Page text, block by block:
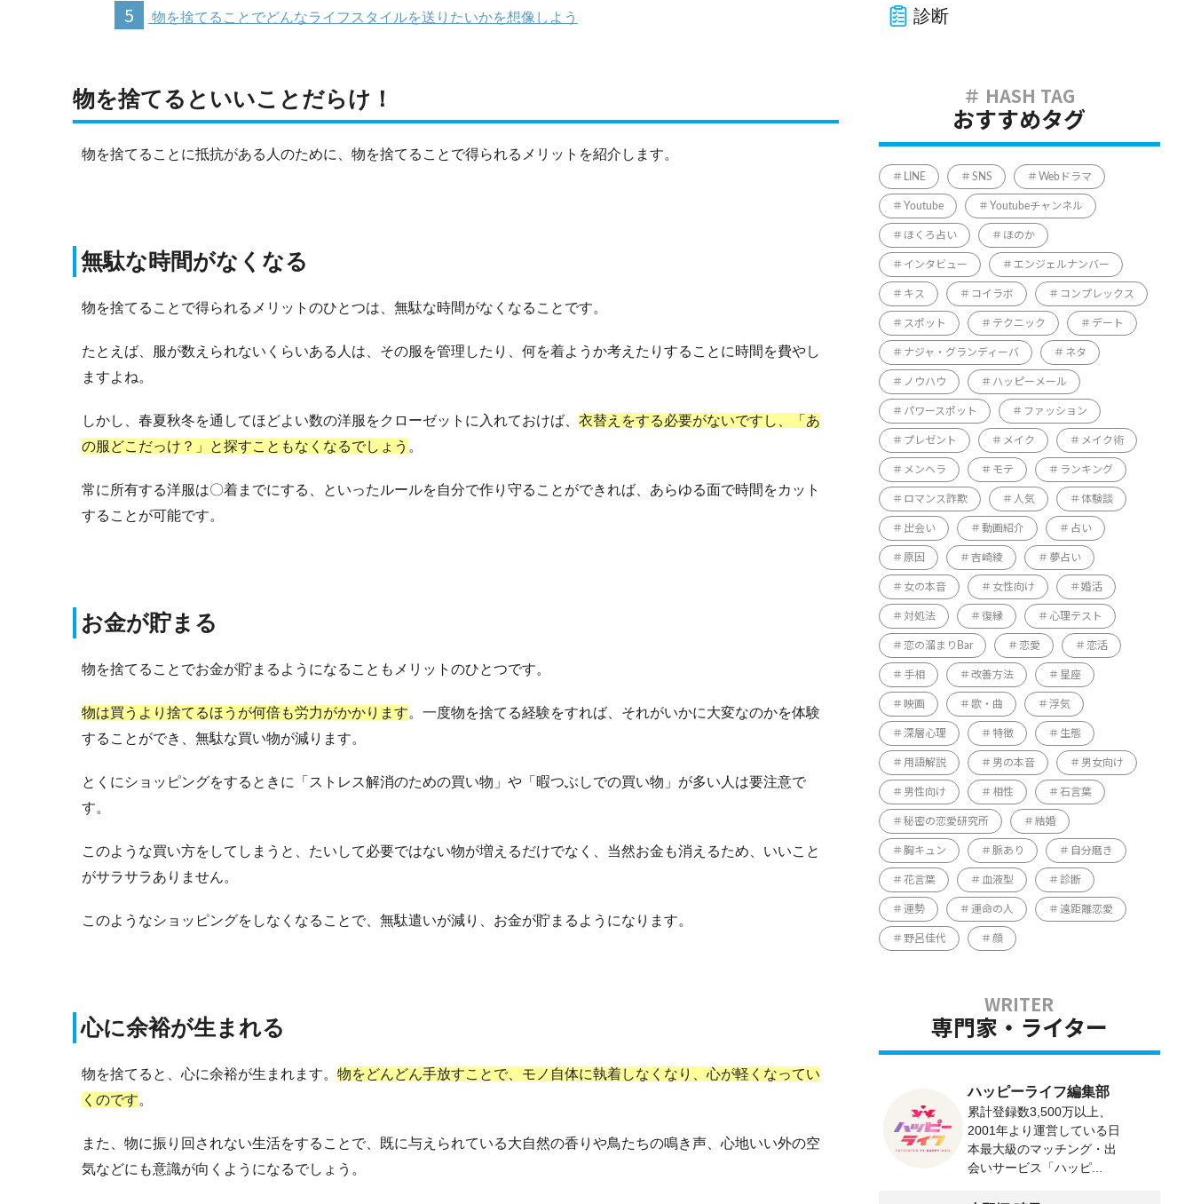
5 物を捨てることでどんなライフスタイルを送りたいかを想像しよう
物を捨てるといいことだらけ！
物を捨てることに抵抗がある人のために、物を捨てることで得られるメリットを紹介します。
無駄な時間がなくなる
物を捨てることで得られるメリットのひとつは、無駄な時間がなくなることです。
たとえば、服が数えられないくらいある人は、その服を管理したり、何を着ようか考えたりすることに時間を費やし
ますよね。
しかし、春夏秋冬を通してほどよい数の洋服をクローゼットに入れておけば、 衣替えをする必要がないですし、「あ
の服どこだっけ？」と探すこともなくなるでしょう 。
常に所有する洋服は〇着までにする、といったルールを自分で作り守ることができれば、あらゆる面で時間をカット
することが可能です。
お金が貯まる
物を捨てることでお金が貯まるようになることもメリットのひとつです。
物は買うより捨てるほうが何倍も労力がかかります。 一度物を捨てる経験をすれば、それがいかに大変なのかを体験
することができ、無駄な買い物が減ります。
とくにショッピングをするときに「ストレス解消のための買い物」や「暇つぶしでの買い物」が多い人は要注意で
す。
このような買い方をしてしまうと、たいして必要ではない物が増えるだけでなく、当然お金も消えるため、いいこと
がサラサラありません。
このようなショッピングをしなくなることで、無駄遣いが減り、お金が貯まるようになります。
心に余裕が生まれる
物を捨てると、心に余裕が生まれます。 物をどんどん手放すことで、モノ自体に執着しなくなり、心が軽くなってい
くのです。
また、物に振り回されない生活をすることで、既に与えられている大自然の香りや鳥たちの鳴き声、心地いい外の空
気などにも意識が向くようになるでしょう。
診断
おすすめタグ
LINE SNS Webドラマ
Youtube Youtubeチャンネル
ほくろ占い ほのか
インタビュー エンジェルナンバー
キス コイラボ コンプレックス
スポット テクニック デート
ナジャ・グランディーバ ネタ
ノウハウ ハッピーメール
パワースポット ファッション
プレゼント メイク メイク術
メンヘラ モテ ランキング
ロマンス詐欺 人気 体験談
出会い 動画紹介 占い
原因 吉崎綾 夢占い
女の本音 女性向け 婚活
対処法 復縁 心理テスト
恋の溜まりBar 恋愛 恋活
手相 改善方法 星座
映画 歌・曲 浮気
深層心理 特徴 生態
用語解説 男の本音 男女向け
男性向け 相性 石言葉
秘密の恋愛研究所 結婚
胸キュン 脈あり 自分磨き
花言葉 血液型 診断
運勢 運命の人 遠距離恋愛
野呂佳代 顔
専門家・ライター
ハッピーライフ編集部
累計登録数3,500万以上、
2001年より運営している日
本最大級のマッチング・出
会いサービス「ハッピ...